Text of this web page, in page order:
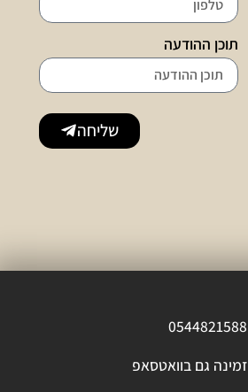
תוכן ההודעה
שליחה
0544821588
זמינה גם בוואטסאפ